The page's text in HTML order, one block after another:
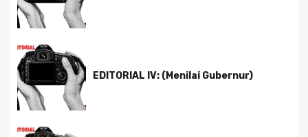
EDITORIAL IV: (Menilai Gubernur)